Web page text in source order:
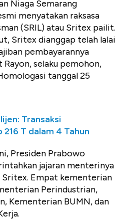
Niaga Semarang
menyatakan raksasa
(SRIL) atau Sritex pailit.
Sritex dianggap telah lalai
pembayarannya
Rayon, selaku pemohon,
tanggal 25
Transaksi
216 T dalam 4 Tahun
Presiden Prabowo
jajaran menterinya
Empat kementerian
Perindustrian,
Kementerian BUMN, dan